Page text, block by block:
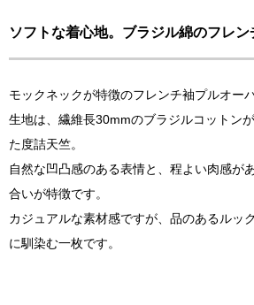
ソフトな着心地。ブラジル綿のフレン
モックネックが特徴のフレンチ袖プルオー
生地は、繊維長30mmのブラジルコットン
た度詰天竺。
自然な凹凸感のある表情と、程よい肉感が
合いが特徴です。
カジュアルな素材感ですが、品のあるルッ
に馴染む一枚です。